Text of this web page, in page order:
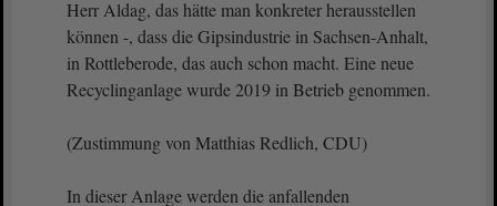
Herr Aldag, das hätte man konkreter herausstellen
können -, dass die Gipsindustrie in Sachsen-Anhalt,
in Rottleberode, das auch schon macht. Eine neue
Recyclinganlage wurde 2019 in Betrieb genommen.
(Zustimmung von Matthias Redlich, CDU)
In dieser Anlage werden die anfallenden